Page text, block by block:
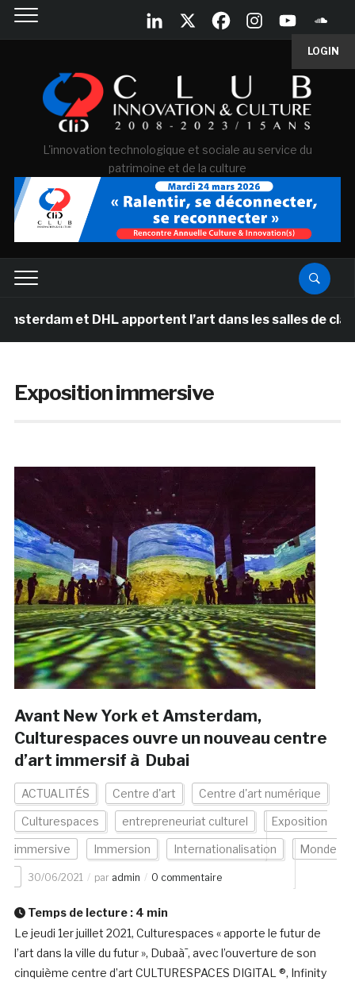
LOGIN
L'innovation technologique et sociale au service du
patrimoine et de la culture
et DHL apportent l’art dans les salles de classe des
Exposition immersive
Avant New York et Amsterdam,
Culturespaces ouvre un nouveau centre
d’art immersif à Dubai
ACTUALITÉS Centre d'art Centre d'art numérique
Culturespaces entrepreneuriat culturel Exposition
immersive Immersion Internationalisation Monde
30/06/2021 par admin 0 commentaire
Temps de lecture : 4 min
Le jeudi 1er juillet 2021, Culturespaces « apporte le futur de
l’art dans la ville du futur », Dubaà¯, avec l’ouverture de son
cinquième centre d’art CULTURESPACES DIGITAL ®, Infinity